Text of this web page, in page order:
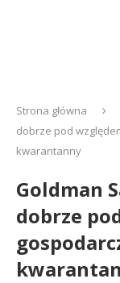
Strona główna
dobrze pod
kwarantanny
Goldman
dobrze